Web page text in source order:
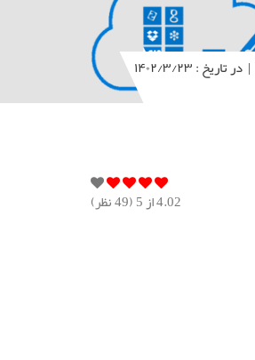
| در تاریخ : ۱۴۰۲/۳/۲۳
4.02از 5 ( 49نظر)